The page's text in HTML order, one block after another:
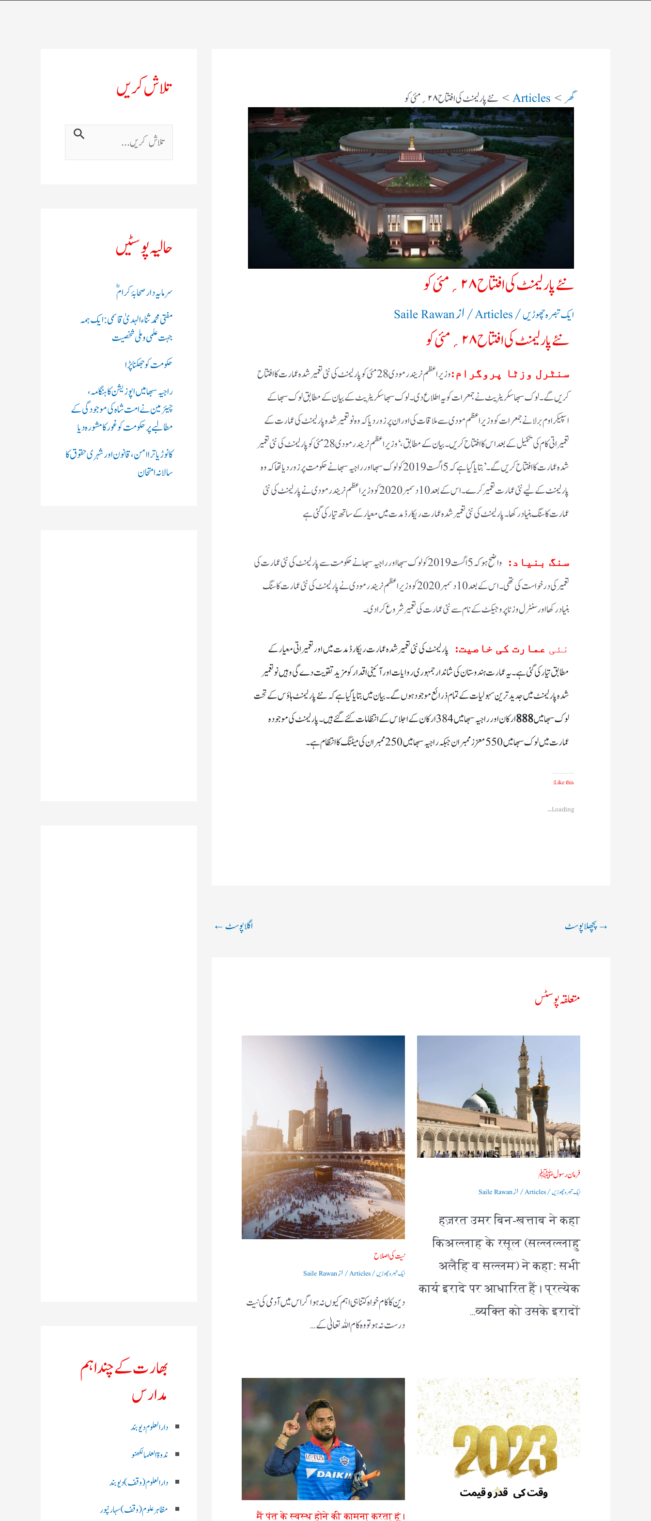
گھر Articles نئے پارلیمنٹ کی افتتاح ۲۸؍مئی کو​
نئے پارلیمنٹ کی افتتاح ۲۸؍مئی کو​
ایک تبصرہ چھوڑیں/
Articles/ ازSaile Rawan
نئے پارلیمنٹ کی افتتاح ۲۸؍مئی کو
سنٹرل وزٹا پروگرام:
وزیر اعظم نریندر مودی 28 مئی کو پارلیمنٹ کی نئی تعمیر شدہ عمارت کا افتتاح
کریں گے۔ لوک سبھا سکریٹریٹ نے جمعرات کو یہ اطلاع دی۔ لوک سبھا سکریٹریٹ کے بیان کے مطابق لوک سبھا کے
اسپیکر اوم برلا نے جمعرات کو وزیر اعظم مودی سے ملاقات کی اور ان پر زور دیا کہ وہ نو تعمیر شدہ پارلیمنٹ کی عمارت کے
تعمیراتی کام کی تکمیل کے بعد اس کا افتتاح کریں۔بیان کے مطابق، ‘وزیراعظم نریندر مودی 28 مئی کو پارلیمنٹ کی نئی تعمیر
شدہ عمارت کا افتتاح کریں گے۔’ بتایا گیا ہے کہ 5 اگست 2019 کو لوک سبھا اور راجیہ سبھا نے حکومت پر زور دیا تھا کہ وہ
پارلیمنٹ کے لیے نئی عمارت تعمیر کرے۔ اس کے بعد 10 دسمبر 2020 کو وزیر اعظم نریندر مودی نے پارلیمنٹ کی نئی
عمارت کا سنگ بنیاد رکھا۔ پارلیمنٹ کی نئی تعمیر شدہ عمارت ریکارڈ مدت میں معیار کے ساتھ تیار کی گئی ہے
سنگ بنیاد:
واضح ہو کہ 5 اگست 2019 کو لوک سبھا اور راجیہ سبھا نے حکومت سے پارلیمنٹ کی نئی عمارت کی
تعمیر کی درخواست کی تھی۔ اس کے بعد 10 دسمبر 2020 کو وزیر اعظم نریندر مودی نے پارلیمنٹ کی نئی عمارت کا سنگ
بنیاد رکھا اور سنٹرل وزٹا پروجیکٹ کے نام سے نئی عمارت کی تعمیر شروع کرادی۔
نئی عمارت کی خاصیت:
شدہ پارلیمنٹ میں جدید ترین سہولیات کے تمام ذرائع موجود ہوں گے۔
لوک سبھا میں
عمارت میں لوک سبھا میں 550 معزز ممبران جبکہ راجیہ سبھا میں 250 ممبران کی میٹنگ کا انتظام ہے۔
Like this:
Loading...
→پچھلا پوسٹ اگلا پوسٹ←
متعلقہ پوسٹس
فرمان رسولﷺ
ایک تبصرہ چھوڑیں/
Articles/ ازSaile Rawan
हज़रत उमर बिन-खत्ताब ने कहा
किअल्लाह के रसूल (सल्लल्लाहु
अलैहि व सल्लम) ने कहा: सभी
कार्य इरादे पर आधारित हैं। प्रत्येक
व्यक्ति को उसके इरादों…
نیت کی اصلاح
ایک تبصرہ چھوڑیں/
Articles/ ازSaile Rawan
دین کا کام خواہ کتنا ہی اہم کیوں نہ ہو اگر اس میں آدمی کی نیت
درست نہ ہو تو وہ کام اللہ تعالیٰ کے…
मैं पंत के स्वस्थ होने की कामना करता हूं।
تلاش کریں
ت
ل
ر
ں
:
حالیہ پوسٹیں
سرمایہ دار صحابۂ کرامؓ
مفتی محمد ثناء الہدیٰ قاسمی: ایک ہمہ
جہت علمی و ملی شخصیت
حکومت کو جھکنا پڑا
راجیہ سبھا میں اپوزیشن کا ہنگامہ،
چیئرمین نے امت شاہ کی موجودگی کے
مطالبے پر حکومت کو غور کا مشورہ دیا
کانوڑ یاترا امن،قانون اور شہری حقوق کا
سالانہ امتحان
بھارت کے چند اہم
مدارس
دارالعلوم دیوبند
ندوۃالعلما لکھنو
دارالعلوم (وقف)دیوبند
مظاہرعلوم (وقف)سہارنپور